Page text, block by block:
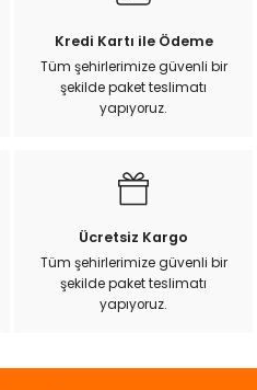
Kredi Kartı ile Ödeme
Tüm şehirlerimize güvenli bir
şekilde paket teslimatı
yapıyoruz.
Ücretsiz Kargo
Tüm şehirlerimize güvenli bir
şekilde paket teslimatı
yapıyoruz.